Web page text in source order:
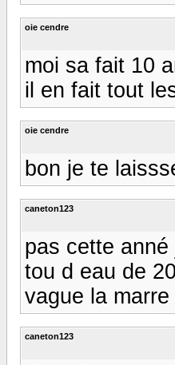
oie cendre
moi sa fait 10
il en fait tout
oie cendre
bon je te
caneton123
pas cette
tou d eau de
vague la
caneton123